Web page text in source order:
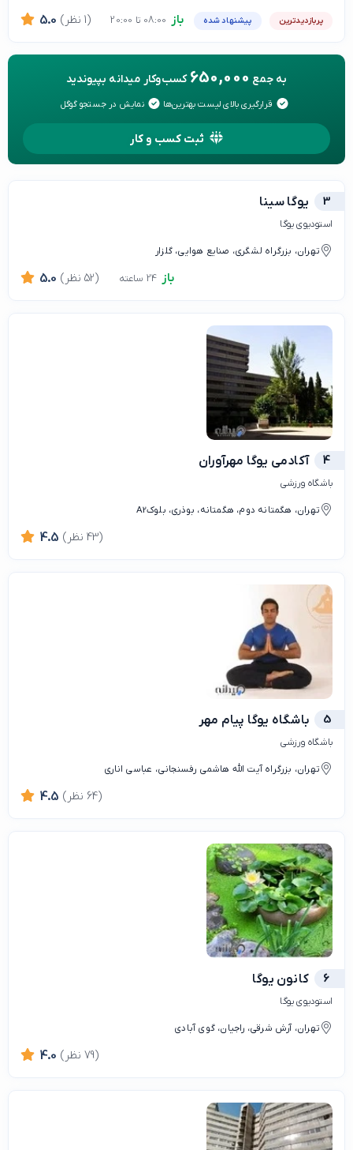
پربازدیدترین پیشنهاد شده باز 5.0 (1 نظر)
به جمع 650,000 کسب‌وکار میدانه بپیوندید
قرارگیری بالای لیست بهترین‌ها نمایش در جستجو گوگل
ثبت کسب و کار
3 یوگا سینا
استودیوی یوگا
تهران، بزرگراه لشگری، صنایع هوایی، گلزار
باز 5.0 (52 نظر)
4 آکادمی یوگا مهرآوران
باشگاه ورزشی
تهران، هگمتانه دوم، هگمتانه، بوذری، بلوکA2
4.5 (43 نظر)
5 باشگاه يوگا پيام مهر
باشگاه ورزشی
تهران، بزرگراه آیت الله هاشمی رفسنجانی، عباسی اناری
4.5 (64 نظر)
6 کانون یوگا
استودیوی یوگا
تهران، آرش شرقی، راجیان، گوی آبادی
4.0 (79 نظر)